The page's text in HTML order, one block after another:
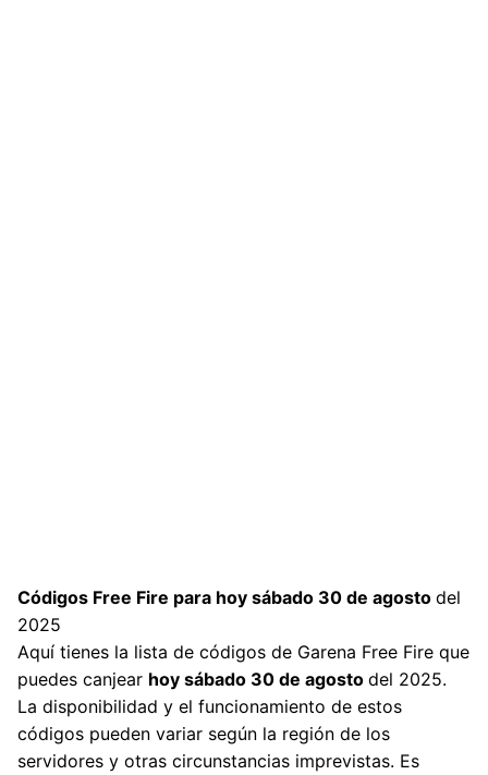
Códigos Free Fire para hoy sábado 30 de agosto del
2025
Aquí tienes la lista de códigos de Garena Free Fire que
puedes canjear hoy sábado 30 de agosto del 2025.
La disponibilidad y el funcionamiento de estos
códigos pueden variar según la región de los
servidores y otras circunstancias imprevistas. Es